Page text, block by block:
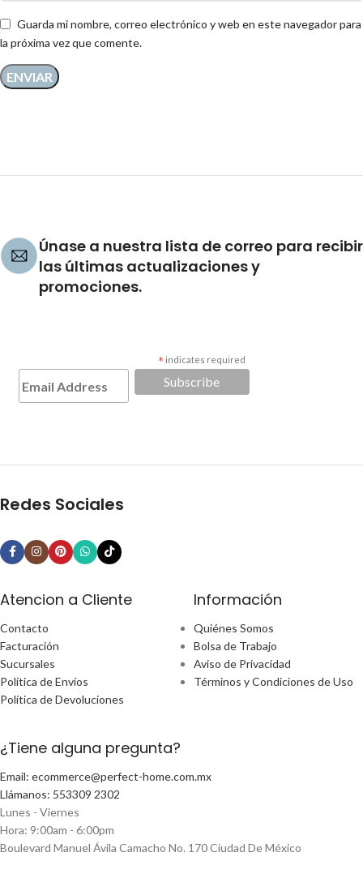
Guarda mi nombre, correo electrónico y web en este navegador para
la próxima vez que comente.
Únase a nuestra lista de correo para recibir
las últimas actualizaciones y
promociones.
* indicates required
Redes Sociales
Atencion a Cliente
Contacto
Facturación
Sucursales
Política de Envíos
Política de Devoluciones
Información
Quiénes Somos
Bolsa de Trabajo
Aviso de Privacidad
Términos y Condiciones de Uso
¿Tiene alguna pregunta?
Email: ecommerce@perfect-home.com.mx
Llámanos: 553309 2302
Lunes - Viernes
Hora: 9:00am - 6:00pm
Boulevard Manuel Ávila Camacho No. 170 Ciudad De México